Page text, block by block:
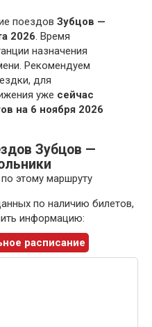
поездов Зубцов —
2026. Время
назначения
Рекомендуем
для
уже сейчас
на 6 ноября 2026
Зубцов —
этому маршруту
по наличию билетов,
информацию:
расписание